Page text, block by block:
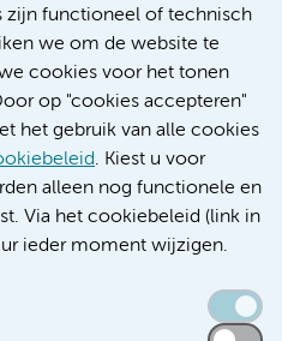
zijn functioneel of technisch
we om de website te
cookies voor het tonen
op "cookies accepteren"
het gebruik van alle cookies
. Kiest u voor
alleen nog functionele en
Via het cookiebeleid (link in
ieder moment wijzigen.